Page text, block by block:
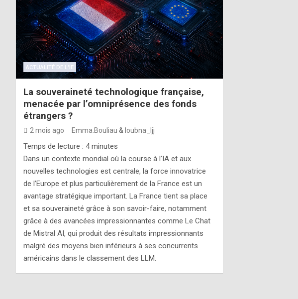
ACTUALITÉ DE L'IE
La souveraineté technologique française,
menacée par l’omniprésence des fonds
étrangers ?
2 mois ago Emma.Bouliau & loubna_ljj
Temps de lecture : 4 minutes
Dans un contexte mondial où la course à l’IA et aux
nouvelles technologies est centrale, la force innovatrice
de l’Europe et plus particulièrement de la France est un
avantage stratégique important. La France tient sa place
et sa souveraineté grâce à son savoir-faire, notamment
grâce à des avancées impressionnantes comme Le Chat
de Mistral AI, qui produit des résultats impressionnants
malgré des moyens bien inférieurs à ses concurrents
américains dans le classement des LLM.